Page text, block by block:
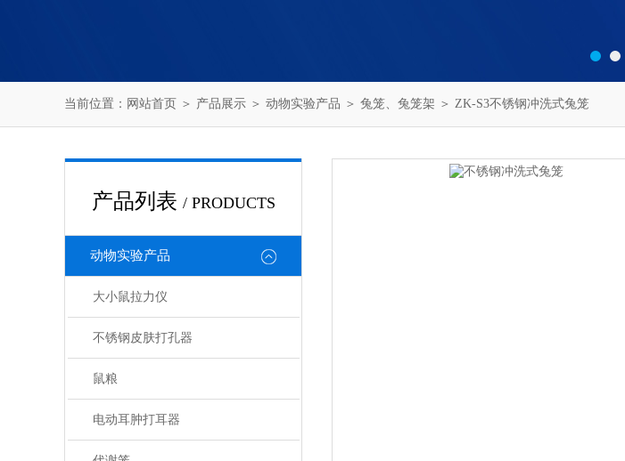
当前位置： 网站首页 ＞ 产品展示 ＞ 动物实验产品 ＞ 兔笼、兔笼架 ＞ ZK-S3不锈钢冲洗式兔笼
产品列表 / PRODUCTS
动物实验产品
大小鼠拉力仪
不锈钢皮肤打孔器
鼠粮
电动耳肿打耳器